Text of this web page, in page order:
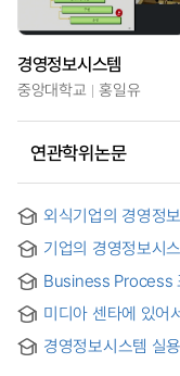
경영정보시스템
중앙대학교 홍일유
연관학위논문
외식기업의 경영정
영향 연구 = The
Management
Companies on
기업의 경영정보시
(The) Study on
Enterprises
Business Process
제조원가혁신에 미
중심으로 = A
Cost Innovation
through the
미디아 센타에 있어
경영정보시스템 실